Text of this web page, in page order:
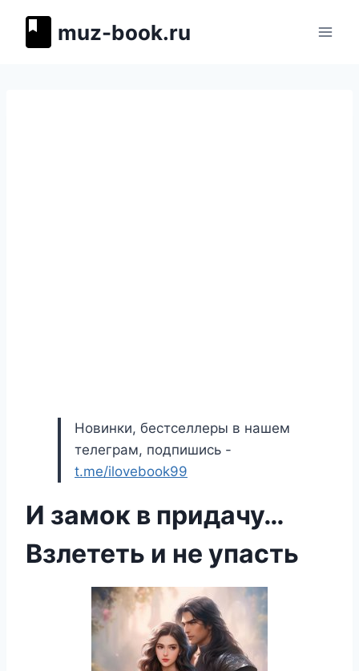
muz-book.ru
Новинки, бестселлеры в нашем
телеграм, подпишись -
t.me/ilovebook99
И замок в придачу…
Взлететь и не упасть